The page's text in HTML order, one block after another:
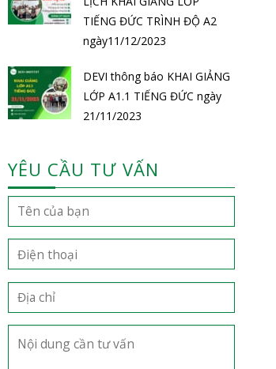
TIẾNG ĐỨC TRÌNH ĐỘ A2
ngày11/12/2023
DEVI thông báo KHAI GIẢNG
LỚP A1.1 TIẾNG ĐỨC ngày
21/11/2023
YÊU CẦU TƯ VẤN